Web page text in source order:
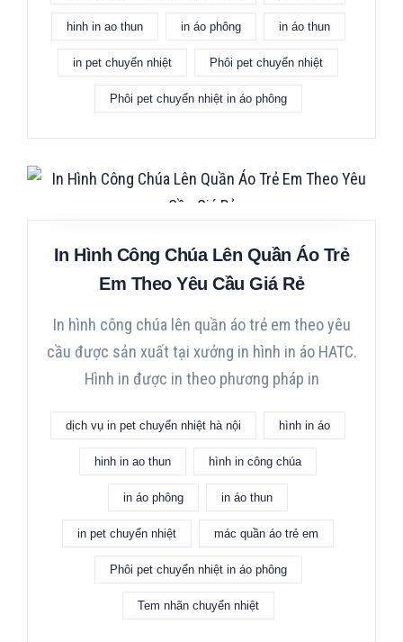
hinh in ao thun in áo phông in áo thun
in pet chuyển nhiệt Phôi pet chuyển nhiệt
Phôi pet chuyển nhiệt in áo phông
In Hình Công Chúa Lên Quần Áo Trẻ
Em Theo Yêu Cầu Giá Rẻ
In hình công chúa lên quần áo trẻ em theo yêu
cầu được sản xuất tại xưởng in hình in áo HATC.
Hình in được in theo phương pháp in
dịch vụ in pet chuyển nhiệt hà nội hình in áo
hinh in ao thun hình in công chúa
in áo phông in áo thun
in pet chuyển nhiệt mác quần áo trẻ em
Phôi pet chuyển nhiệt in áo phông
Tem nhãn chuyển nhiệt